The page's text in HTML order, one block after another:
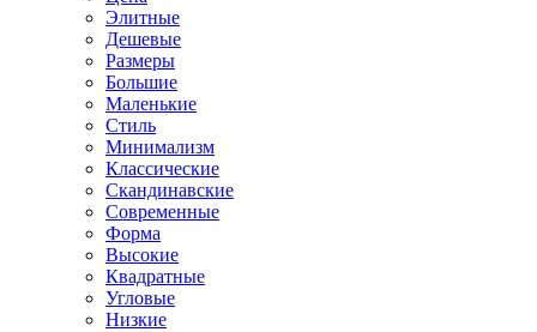
Элитные
Дешевые
Размеры
Большие
Маленькие
Стиль
Минимализм
Классические
Скандинавские
Современные
Форма
Высокие
Квадратные
Угловые
Низкие